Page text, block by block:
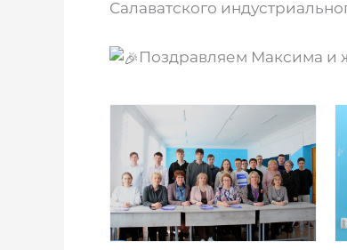
Салаватского
Поздравляем Максима и